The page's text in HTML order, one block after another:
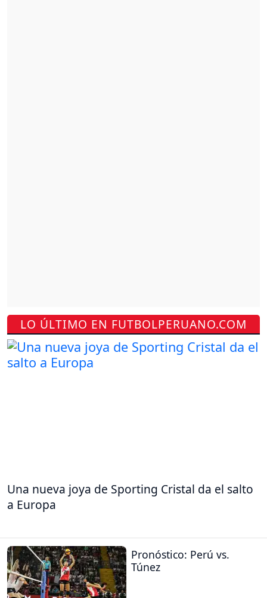
LO ÚLTIMO EN FUTBOLPERUANO.COM
Una nueva joya de Sporting Cristal da el salto
a Europa
Pronóstico: Perú vs.
Túnez